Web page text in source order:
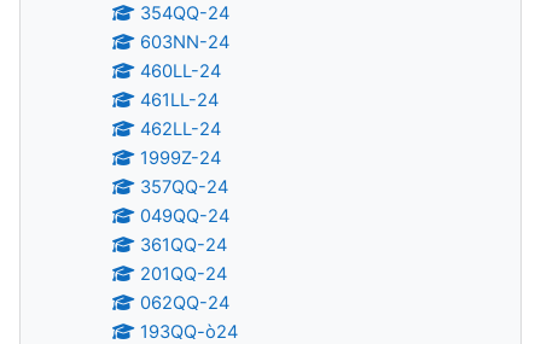
354QQ-24
603NN-24
460LL-24
461LL-24
462LL-24
1999Z-24
357QQ-24
049QQ-24
361QQ-24
201QQ-24
062QQ-24
193QQ-ò24